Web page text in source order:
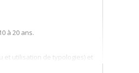
à 20 ans.
utilisation de typologies) et